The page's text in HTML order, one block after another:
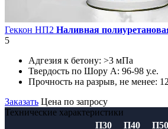
Геккон НП2 Наливная
5
Адгезия к бетону: >3 мПа
Твердость по Шору А: 96-98 у.е.
Прочность на разрыв, не менее:
Заказать Цена по запросу
Технические характеристики
П30
П40 П50